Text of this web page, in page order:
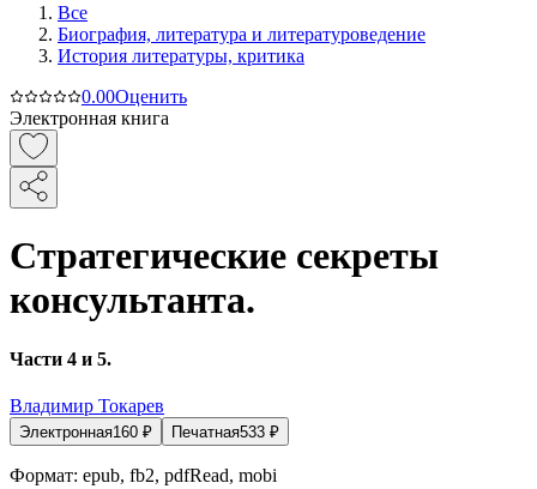
Все
Биография, литература и литературоведение
История литературы, критика
0.00Оценить
Электронная книга
Стратегические секреты
консультанта.
Части 4 и 5.
Владимир Токарев
Электронная160 ₽ Печатная533 ₽
Формат: epub, fb2, pdfRead, mobi